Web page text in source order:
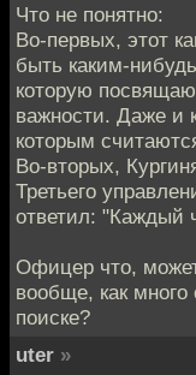
Что не понятно:
Во-первых, этот
быть каким-
которую
важности. Даже и
которым
Во-вторых,
Третьего
ответил: "Каждый
Офицер что,
вообще, как
поиске?
uter »